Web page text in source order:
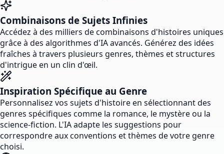
Combinaisons de Sujets Infinies
Accédez à des milliers de combinaisons d'histoires uniques
grâce à des algorithmes d'IA avancés. Générez des idées
fraîches à travers plusieurs genres, thèmes et structures
d'intrigue en un clin d'œil.
Inspiration Spécifique au Genre
Personnalisez vos sujets d'histoire en sélectionnant des
genres spécifiques comme la romance, le mystère ou la
science-fiction. L'IA adapte les suggestions pour
correspondre aux conventions et thèmes de votre genre
choisi.